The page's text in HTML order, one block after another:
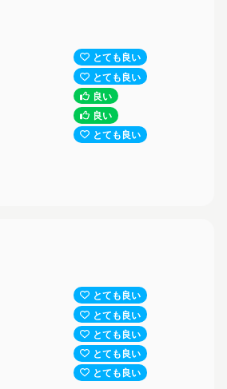
とても良い
とても良い
良い
良い
とても良い
とても良い
とても良い
とても良い
とても良い
とても良い